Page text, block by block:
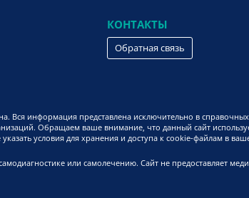
КОНТАКТЫ
Обратная связь
Вся информация представлена исключительно в
Обращаем ваше внимание, что данный сайт
условия для хранения и доступа к cookie-файлам в
или самолечению. Сайт не предоставляет